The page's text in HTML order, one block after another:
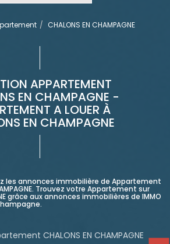
CHALONS EN CHAMPAGNE
APPARTEMENT
EN CHAMPAGNE -
A LOUER À
EN CHAMPAGNE
les annonces immobilière de Appartement
Trouvez votre Appartement sur
grâce aux annonces immobilières de IMMO
CHALONS EN CHAMPAGNE